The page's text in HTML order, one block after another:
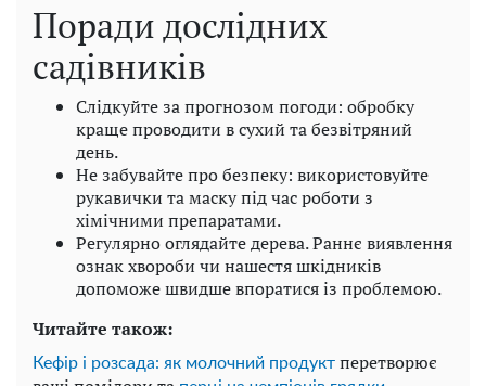
Поради дослідних
садівників
Слідкуйте за прогнозом погоди: обробку
краще проводити в сухий та безвітряний
день.
Не забувайте про безпеку: використовуйте
рукавички та маску під час роботи з
хімічними препаратами.
Регулярно оглядайте дерева. Раннє виявлення
ознак хвороби чи нашестя шкідників
допоможе швидше впоратися із проблемою.
Читайте також:
Кефір і розсада: як молочний продукт перетворює